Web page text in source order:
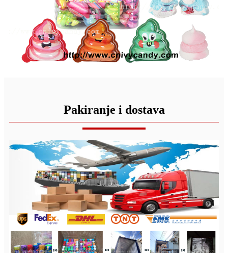
Pakiranje i dostava